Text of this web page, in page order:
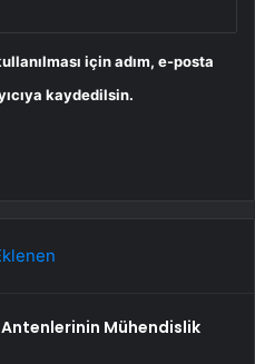
için adım, e-posta
kaydedilsin.
Mühendislik